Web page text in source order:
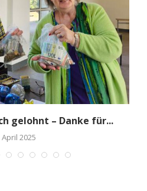
gelohnt – Danke für...
April 2025